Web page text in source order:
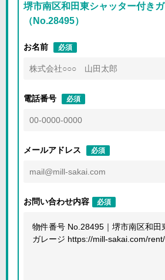
堺市南区和田東シャッター付き
（No.28495）
お名前 必須
電話番号 必須
メールアドレス 必須
お問い合わせ内容 必須